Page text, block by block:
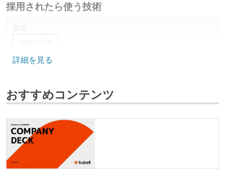
採用されたら使う技術
言語
typescript
フレームワーク
データベース
bigquery
プロジェクト管理
詳細を見る
おすすめコンテンツ